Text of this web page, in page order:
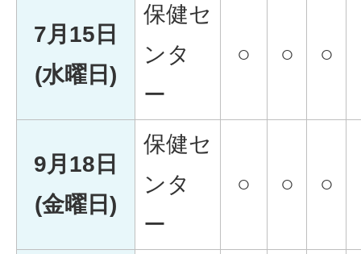
7月15日
(水曜日)
保健セ
ンタ
ー
○ ○ ○
9月18日
(金曜日)
保健セ
ンタ
ー
○ ○ ○